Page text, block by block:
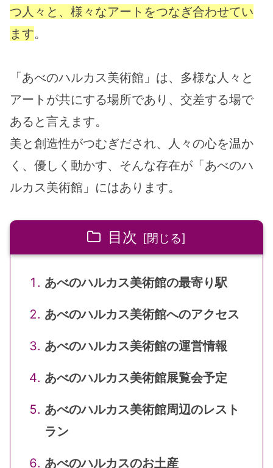
つ人々と、様々なアートをつなぎ合わせてい
ます。
「あべのハルカス美術館」は、多様な人々と
アートが共にする場所であり、交差する場で
あると言えます。
美と創造性がつむぎだされ、人々の心を温か
く、優しく動かす、そんな存在が「あべのハ
ルカス美術館」にはあります。
目次
あべのハルカス美術館の最寄り駅
あべのハルカス美術館へのアクセス
あべのハルカス美術館の運営情報
あべのハルカス美術館展覧会予定
あべのハルカス美術館周辺のレスト
ラン
あべのハルカスのお土産